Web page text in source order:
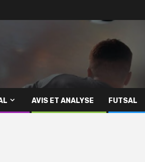
AVIS ET ANALYSE FUTSAL